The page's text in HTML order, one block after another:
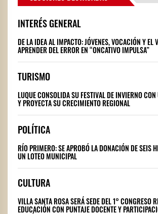
INTERÉS GENERAL
DE LA IDEA AL IMPACTO: JÓVENES, VOCACIÓN Y EL
APRENDER DEL ERROR EN “ONCATIVO IMPULSA”
TURISMO
LUQUE CONSOLIDA SU FESTIVAL DE INVIERNO
Y PROYECTA SU CRECIMIENTO REGIONAL
POLÍTICA
RÍO PRIMERO: SE APROBÓ LA DONACIÓN DE SEIS
UN LOTEO MUNICIPAL
CULTURA
VILLA SANTA ROSA SERÁ SEDE DEL 1° CONGRESO
EDUCACIÓN CON PUNTAJE DOCENTE Y